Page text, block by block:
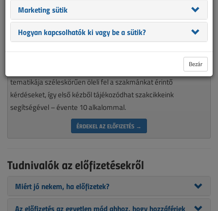
Magyarország piacvezető épületvillamossági szaklapja
nélkülözhetetlen olvasmánya minden munkájára igényes, a
szakma aktualitásait követő villamos szakembereknek. A VL
tematikája széleskörűen öleli fel a szakmánkat érintő
kérdéseket, így első kézből tájékozódhat szakcikkeink
segítségével – évente 10 alkalommal.
ÉRDEKEL AZ ELŐFIZETÉS →
Tudnivalók az előfizetésekről
Miért jó nekem, ha előfizetek?
Az előfizetés az egyetlen mód ahhoz, hogy hozzáférjek
Marketing sütik
Hogyan kapcsolhatók ki vagy be a sütik?
Bezár